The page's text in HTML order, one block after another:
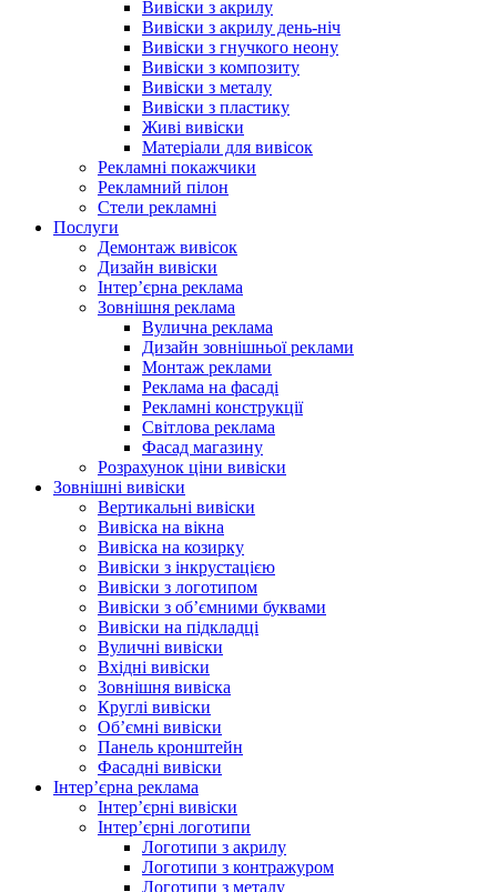
Вивіски з акрилу
Вивіски з акрилу день-ніч
Вивіски з гнучкого неону
Вивіски з композиту
Вивіски з металу
Вивіски з пластику
Живі вивіски
Матеріали для вивісок
Рекламні покажчики
Рекламний пілон
Стели рекламні
Послуги
Демонтаж вивісок
Дизайн вивіски
Інтер’єрна реклама
Зовнішня реклама
Вулична реклама
Дизайн зовнішньої реклами
Монтаж реклами
Реклама на фасаді
Рекламні конструкції
Світлова реклама
Фасад магазину
Розрахунок ціни вивіски
Зовнішні вивіски
Вертикальні вивіски
Вивіска на вікна
Вивіска на козирку
Вивіски з інкрустацією
Вивіски з логотипом
Вивіски з об’ємними буквами
Вивіски на підкладці
Вуличні вивіски
Вхідні вивіски
Зовнішня вивіска
Круглі вивіски
Об’ємні вивіски
Панель кронштейн
Фасадні вивіски
Інтер’єрна реклама
Інтер’єрні вивіски
Інтер’єрні логотипи
Логотипи з акрилу
Логотипи з контражуром
Логотипи з металу